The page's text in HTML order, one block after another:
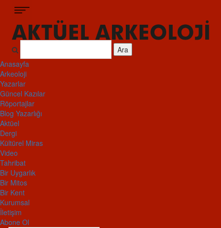
Ara
Anasayfa
Arkeoloji
Yazarlar
Güncel Kazılar
Röportajlar
Blog Yazarlığı
Aktüel
Dergi
Kültürel Miras
Video
Tahribat
Bir Uygarlık
Bir Mitos
Bir Kent
Kurumsal
İletişim
Abone Ol